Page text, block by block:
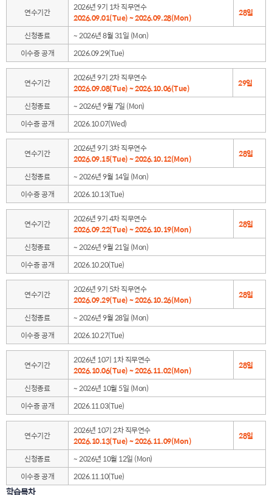
연수기간
2026년 9기 1차 직무연수
2026.09.01(Tue) ~ 2026.09.28(Mon)
28일
신청종료
~ 2026년 8월 31일 (Mon)
이수증 공개
2026.09.29(Tue)
연수기간
2026년 9기 2차 직무연수
2026.09.08(Tue) ~ 2026.10.06(Tue)
29일
신청종료
~ 2026년 9월 7일 (Mon)
이수증 공개
2026.10.07(Wed)
연수기간
2026년 9기 3차 직무연수
2026.09.15(Tue) ~ 2026.10.12(Mon)
28일
신청종료
~ 2026년 9월 14일 (Mon)
이수증 공개
2026.10.13(Tue)
연수기간
2026년 9기 4차 직무연수
2026.09.22(Tue) ~ 2026.10.19(Mon)
28일
신청종료
~ 2026년 9월 21일 (Mon)
이수증 공개
2026.10.20(Tue)
연수기간
2026년 9기 5차 직무연수
2026.09.29(Tue) ~ 2026.10.26(Mon)
28일
신청종료
~ 2026년 9월 28일 (Mon)
이수증 공개
2026.10.27(Tue)
연수기간
2026년 10기 1차 직무연수
2026.10.06(Tue) ~ 2026.11.02(Mon)
28일
신청종료
~ 2026년 10월 5일 (Mon)
이수증 공개
2026.11.03(Tue)
연수기간
2026년 10기 2차 직무연수
2026.10.13(Tue) ~ 2026.11.09(Mon)
28일
신청종료
~ 2026년 10월 12일 (Mon)
이수증 공개
2026.11.10(Tue)
학습목차